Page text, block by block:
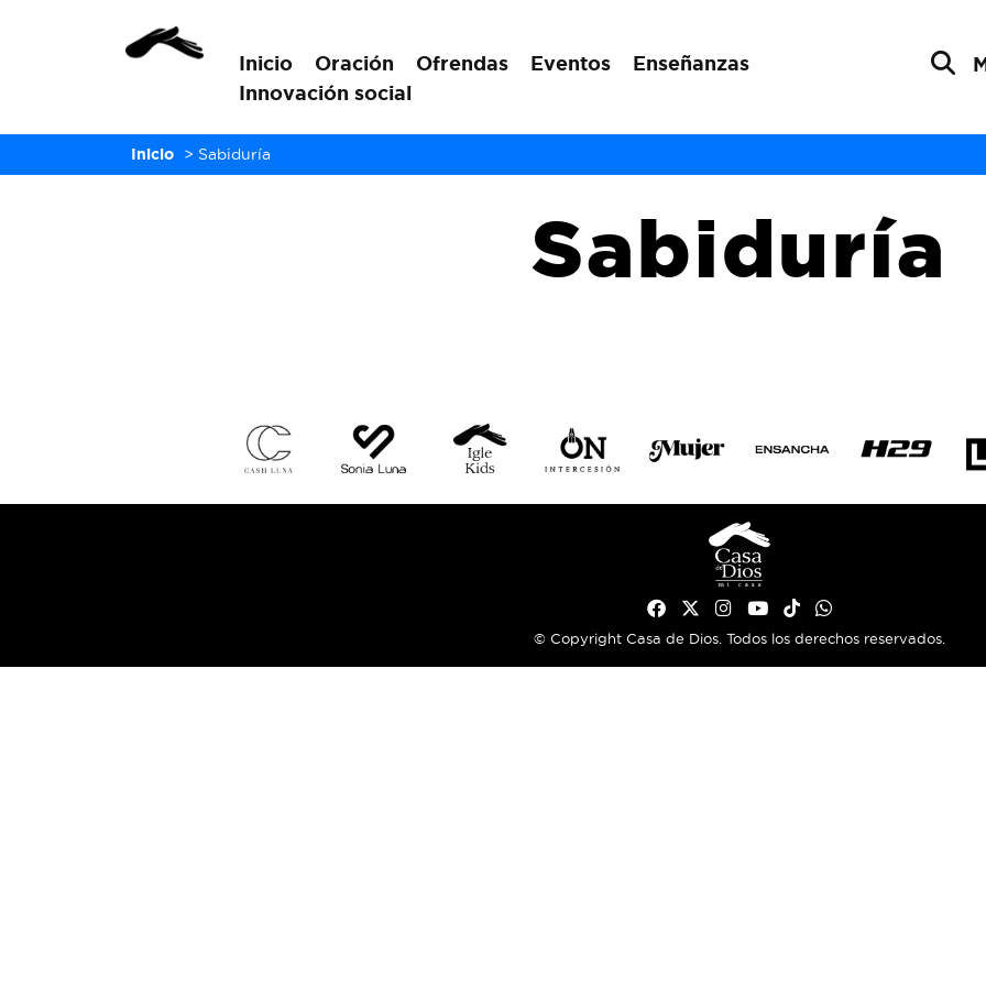
Inicio Oración Ofrendas Eventos
Enseñanzas
Innovación social
Inicio > Sabiduría
Sabiduría
© Copyright Casa de Dios. Todos los derechos reservados.